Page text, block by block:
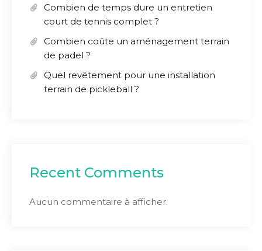
Combien de temps dure un entretien
court de tennis complet ?
Combien coûte un aménagement terrain
de padel ?
Quel revêtement pour une installation
terrain de pickleball ?
Recent Comments
Aucun commentaire à afficher.